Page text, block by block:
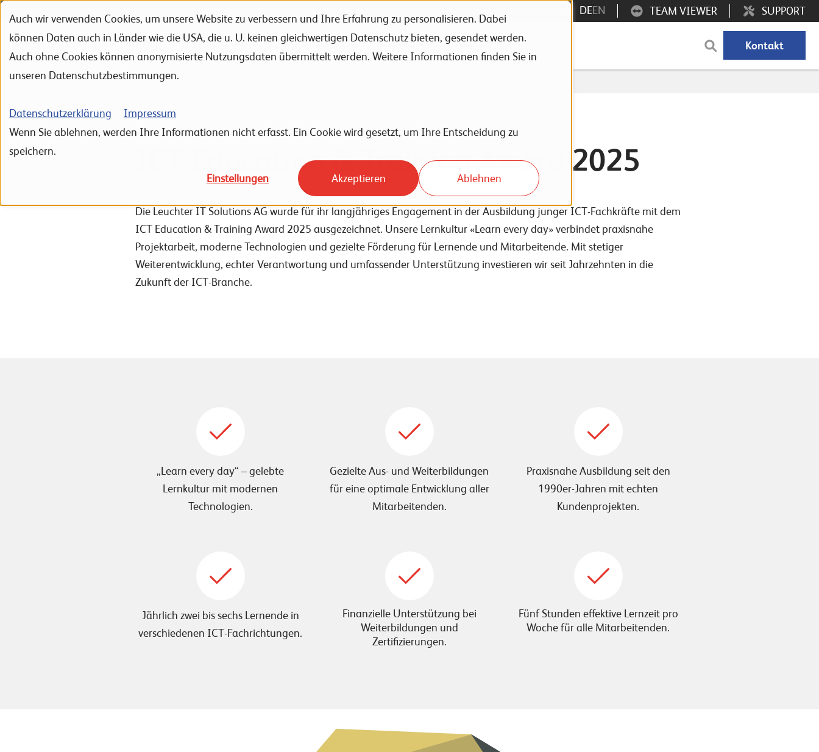
Auch wir verwenden Cookies, um unsere Website zu verbessern und Ihre Erfahrung zu personalisieren. Dabei
können Daten auch in Länder wie die USA, die u. U. keinen gleichwertigen Datenschutz bieten, gesendet werden.
Auch ohne Cookies können anonymisierte Nutzungsdaten übermittelt werden. Weitere Informationen finden Sie in
unseren Datenschutzbestimmungen.
Datenschutzerklärung
Impressum
Wenn Sie ablehnen, werden Ihre Informationen nicht erfasst. Ein Cookie wird gesetzt, um Ihre Entscheidung zu
speichern.
Einstellungen Akzeptieren Ablehnen
Portfolio
Referenzen Unternehmen Karriere News Events Kontakt
SUPPORT
TEAM VIEWER
DEEN
Home Unternehmen Zertifizierungen & Auszeichnungen
ICT Education & Training Award 2025
Die Leuchter IT Solutions AG wurde für ihr langjähriges Engagement in der Ausbildung junger ICT-Fachkräfte mit dem
ICT Education & Training Award 2025 ausgezeichnet. Unsere Lernkultur «Learn every day» verbindet praxisnahe
Projektarbeit, moderne Technologien und gezielte Förderung für Lernende und Mitarbeitende. Mit stetiger
Weiterentwicklung, echter Verantwortung und umfassender Unterstützung investieren wir seit Jahrzehnten in die
Zukunft der ICT-Branche.
„Learn every day“ – gelebte
Lernkultur mit modernen
Technologien.
Gezielte Aus- und Weiterbildungen
für eine optimale Entwicklung aller
Mitarbeitenden.
Praxisnahe Ausbildung seit den
1990er-Jahren mit echten
Kundenprojekten.
Jährlich zwei bis sechs Lernende in
verschiedenen ICT-Fachrichtungen.
Finanzielle Unterstützung bei
Weiterbildungen und
Zertifizierungen.
Fünf Stunden effektive Lernzeit pro
Woche für alle Mitarbeitenden.